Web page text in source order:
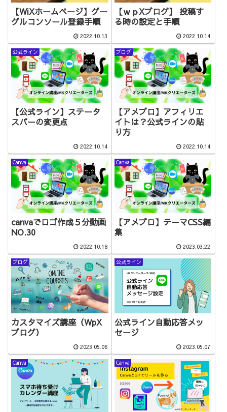
【WiXホームページ】グー
グルコンソール登録手順
2022.10.13
【ｗｐXブログ】 投稿す
る時の設定と手順
2022.10.14
公式ライン
【公式ライン】ステータ
スバーの変更点
2022.10.14
ブログ
【アメブロ】アフィリエ
イトは？公式ラインの貼
り方
2022.10.14
Canva
canvaでロゴ作成５分動画
NO.30
2022.10.18
Canva
【アメブロ】テーマCSS編
集
2023.03.22
ブログ
カスタマイズ講座（WpX
ブログ）
2023.05.06
公式ライン
公式ライン自動応答メッ
セージ
2023.05.07
Canva Canva